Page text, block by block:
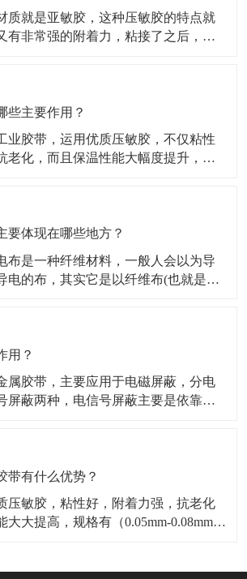
质就是亚敏胶，这种压敏胶的特点就
有非常强的附着力，粘接了之后，能
种铝箔胶带做的密封材料。还被广泛
中，除了有家用电器、空调、汽车、
些主要作用？
业胶带，运用优质压敏胶，不仅粘性
老化，而且保温性能大幅度提升，规
是冰箱、冰柜生产厂的主要原辅材
经销部门必购原料。广泛应用于冰
要体现在哪些地方？
布是一种纤维材料，一般人会以为导
电的布，其实它是以纤维布(也就是一
导电布，镀金导电布，镀炭导电布，
几种，这几种导电布从外观上有平纹
用？
属胶带，主要应用于电磁屏蔽，分电
屏蔽两种，电信号屏蔽主要是依靠铜
他数码产品之中。​铜箔胶带具有低表
附着与各种不同基材，如金属，绝缘
带有什么优势？
压敏胶，粘性好，附着力强，抗老化
大大提高，规格有（0.05mm-0.08mm）